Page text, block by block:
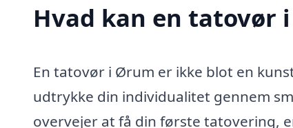
Hvad kan en
En tatovør i Ørum er ikke blot en
udtrykke din individualitet gennem
overvejer at få din første tatovering,